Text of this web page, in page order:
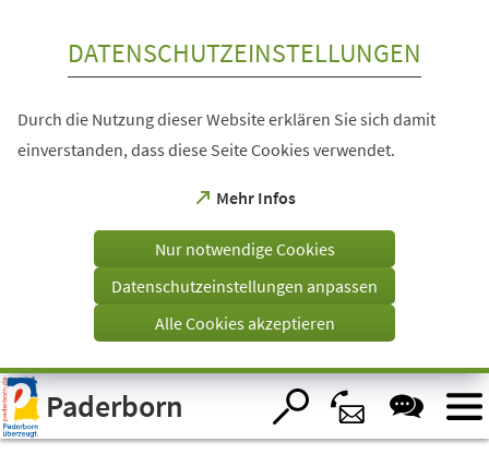
Visuelle
Assistenzsoftware
öffnen.
DATENSCHUTZEINSTELLUNGEN
Durch die Nutzung dieser Website erklären Sie sich damit
einverstanden, dass diese Seite Cookies verwendet.
Mehr Infos
(Öffnet
einem
Tab)
Nur notwendige Cookies
Datenschutzeinstellungen anpassen
Alle Cookies akzeptieren
Paderborn